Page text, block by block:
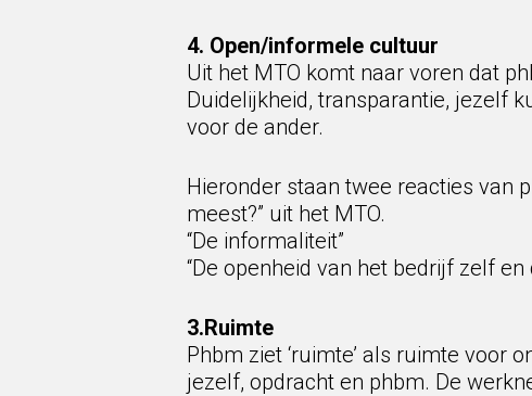
4. Open/informele cultuur
Uit het MTO komt naar voren dat
Duidelijkheid, transparantie, jezelf
voor de ander.
Hieronder staan twee reacties van
meest?” uit het MTO.
“De informaliteit”
“De openheid van het bedrijf zelf
3.Ruimte
Phbm ziet ‘ruimte’ als ruimte voor
jezelf, opdracht en phbm. De